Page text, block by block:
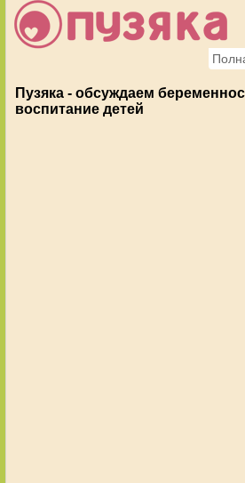
Пузяка - обсуждаем
воспитание детей